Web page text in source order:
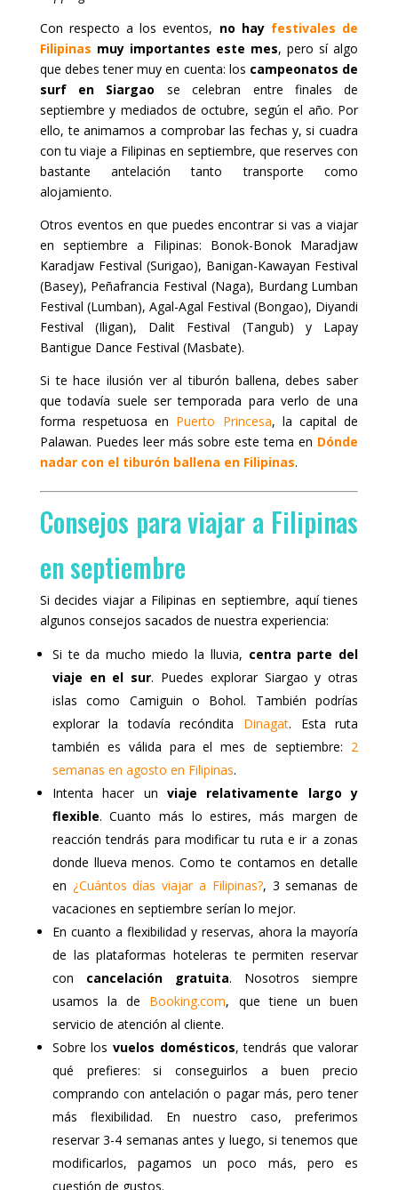
Con respecto a los eventos, no hay festivales de
Filipinas muy importantes este mes, pero sí algo
que debes tener muy en cuenta: los campeonatos de
surf en Siargao se celebran entre finales de
septiembre y mediados de octubre, según el año. Por
ello, te animamos a comprobar las fechas y, si cuadra
con tu viaje a Filipinas en septiembre, que reserves con
bastante antelación tanto transporte como
alojamiento.
Otros eventos en que puedes encontrar si vas a viajar
en septiembre a Filipinas: Bonok-Bonok Maradjaw
Karadjaw Festival (Surigao), Banigan-Kawayan Festival
(Basey), Peñafrancia Festival (Naga), Burdang Lumban
Festival (Lumban), Agal-Agal Festival (Bongao), Diyandi
Festival (Iligan), Dalit Festival (Tangub) y Lapay
Bantigue Dance Festival (Masbate).
Si te hace ilusión ver al tiburón ballena, debes saber
que todavía suele ser temporada para verlo de una
forma respetuosa en Puerto Princesa, la capital de
Palawan. Puedes leer más sobre este tema en Dónde
nadar con el tiburón ballena en Filipinas.
Consejos para viajar a Filipinas
en septiembre
Si decides viajar a Filipinas en septiembre, aquí tienes
algunos consejos sacados de nuestra experiencia:
Si te da mucho miedo la lluvia, centra parte del
viaje en el sur. Puedes explorar Siargao y otras
islas como Camiguin o Bohol. También podrías
explorar la todavía recóndita Dinagat. Esta ruta
también es válida para el mes de septiembre: 2
semanas en agosto en Filipinas.
Intenta hacer un viaje relativamente largo y
flexible. Cuanto más lo estires, más margen de
reacción tendrás para modificar tu ruta e ir a zonas
donde llueva menos. Como te contamos en detalle
en ¿Cuántos días viajar a Filipinas?, 3 semanas de
vacaciones en septiembre serían lo mejor.
En cuanto a flexibilidad y reservas, ahora la mayoría
de las plataformas hoteleras te permiten reservar
con cancelación gratuita. Nosotros siempre
usamos la de Booking.com, que tiene un buen
servicio de atención al cliente.
Sobre los vuelos domésticos, tendrás que valorar
qué prefieres: si conseguirlos a buen precio
comprando con antelación o pagar más, pero tener
más flexibilidad. En nuestro caso, preferimos
reservar 3-4 semanas antes y luego, si tenemos que
modificarlos, pagamos un poco más, pero es
cuestión de gustos.